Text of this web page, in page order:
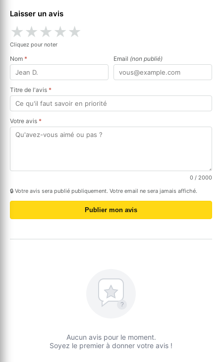
Laisser un avis
★★★★★
Cliquez pour noter
Nom * Email (non publié)
Titre de l'avis *
Votre avis *
0 / 2000
🔒 Votre avis sera publié publiquement. Votre email ne sera jamais affiché.
Publier mon avis
?
Aucun avis pour le moment.
Soyez le premier à donner votre avis !